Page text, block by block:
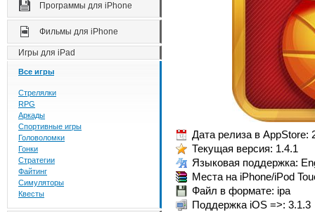
Программы для iPhone
Фильмы для iPhone
Игры для iPad
Все игры
Стрелялки
RPG
Аркады
Спортивные игры
Головоломки
Гонки
Стратегии
Файтинг
Симуляторы
Квесты
Дата релиза в AppStore:
Текущая версия: 1.4.1
Языковая поддержка:
Места на iPhone/iPod
Файл в формате: ipa
Поддержка iOS =>: 3.1.3